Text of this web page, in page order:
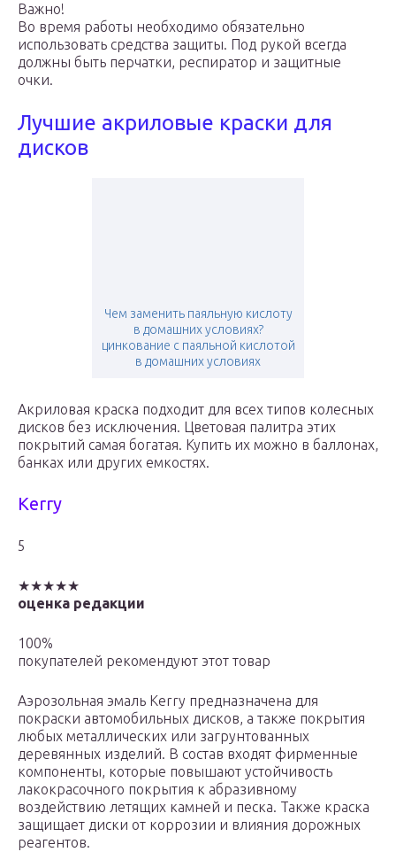
Важно!
Во время работы необходимо обязательно
использовать средства защиты. Под рукой всегда
должны быть перчатки, респиратор и защитные
очки.
Лучшие акриловые краски для
дисков
Чем заменить паяльную кислоту
в домашних условиях?
цинкование с паяльной кислотой
в домашних условиях
Акриловая краска подходит для всех типов колесных
дисков без исключения. Цветовая палитра этих
покрытий самая богатая. Купить их можно в баллонах,
банках или других емкостях.
Kerry
5
★★★★★
оценка редакции
100%
покупателей рекомендуют этот товар
Аэрозольная эмаль Kerry предназначена для
покраски автомобильных дисков, а также покрытия
любых металлических или загрунтованных
деревянных изделий. В состав входят фирменные
компоненты, которые повышают устойчивость
лакокрасочного покрытия к абразивному
воздействию летящих камней и песка. Также краска
защищает диски от коррозии и влияния дорожных
реагентов.